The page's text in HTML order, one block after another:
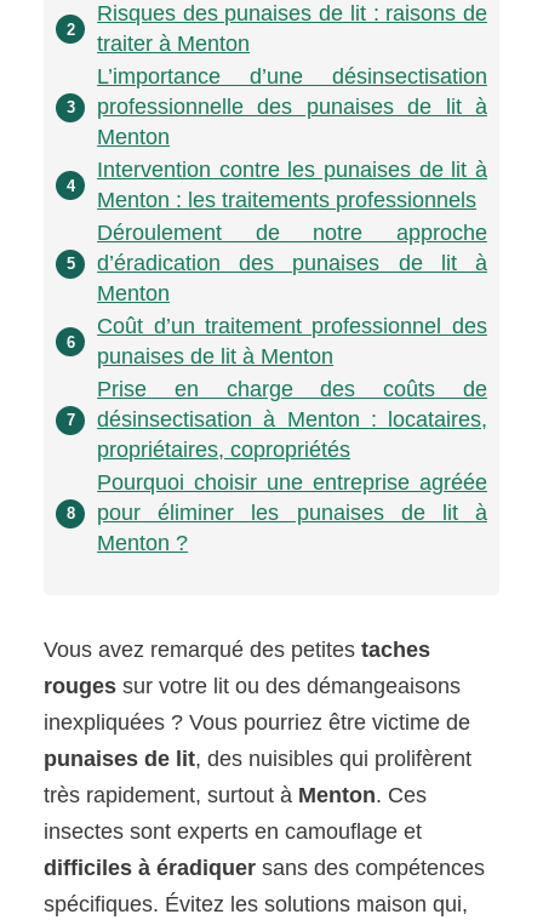
2
Risques des punaises de lit : raisons de
traiter à Menton
3
L’importance d’une désinsectisation
professionnelle des punaises de lit à
Menton
4
Intervention contre les punaises de lit à
Menton : les traitements professionnels
5
Déroulement de notre approche
d’éradication des punaises de lit à
Menton
6
Coût d’un traitement professionnel des
punaises de lit à Menton
7
Prise en charge des coûts de
désinsectisation à Menton : locataires,
propriétaires, copropriétés
8
Pourquoi choisir une entreprise agréée
pour éliminer les punaises de lit à
Menton ?
Vous avez remarqué des petitestaches
rouges sur votre lit ou des démangeaisons
inexpliquées ? Vous pourriez être victime de
punaises de lit, des nuisibles qui prolifèrent
très rapidement, surtout à Menton. Ces
insectes sont experts en camouflage et
difficiles à éradiquer sans des compétences
spécifiques. Évitez les solutions maison qui,